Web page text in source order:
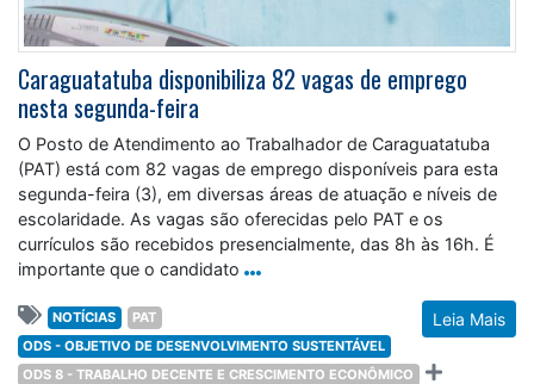
Caraguatatuba disponibiliza 82 vagas de emprego
nesta segunda-feira
O Posto de Atendimento ao Trabalhador de Caraguatatuba
(PAT) está com 82 vagas de emprego disponíveis para esta
segunda-feira (3), em diversas áreas de atuação e níveis de
escolaridade. As vagas são oferecidas pelo PAT e os
currículos são recebidos presencialmente, das 8h às 16h. É
importante que o candidato
Leia Mais
NOTÍCIAS
PAT
ODS - OBJETIVO DE DESENVOLVIMENTO SUSTENTÁVEL
ODS 8 - TRABALHO DECENTE E CRESCIMENTO ECONÔMICO